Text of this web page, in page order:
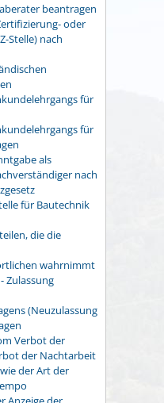
beantragen
oder
Stelle) nach
für
für
als
nach
für Bautechnik
die die
wahrnimmt
Zulassung
(Neuzulassung
Verbot der
der Nachtarbeit
der Art der